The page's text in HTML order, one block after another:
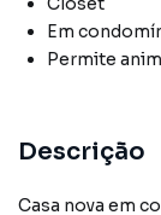
Em
Permite
Descrição
Casa nova em